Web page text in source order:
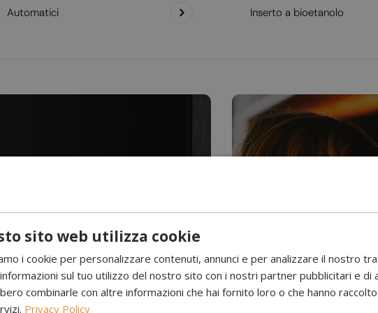
Automatici Inserto a bioetanolo
Camini a
sito web utilizza cookie
i cookie per personalizzare contenuti, annunci e per analizzare il nostro
sul tuo utilizzo del nostro sito con i nostri partner pubblicitari e di
combinarle con altre informazioni che hai fornito loro o che hanno
Privacy Policy